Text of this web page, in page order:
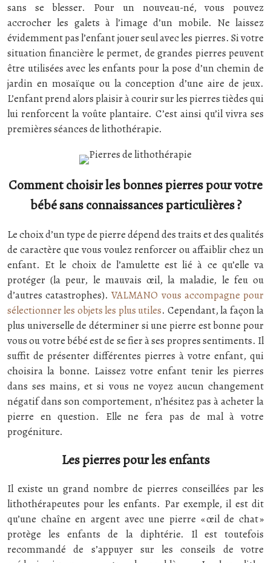
sans se blesser. Pour un nouveau-né, vous pouvez
accrocher les galets à l’image d’un mobile. Ne laissez
évidemment pas l’enfant jouer seul avec les pierres. Si votre
situation financière le permet, de grandes pierres peuvent
être utilisées avec les enfants pour la pose d’un chemin de
jardin en mosaïque ou la conception d’une aire de jeux.
L’enfant prend alors plaisir à courir sur les pierres tièdes qui
lui renforcent la voûte plantaire. C’est ainsi qu’il vivra ses
premières séances de lithothérapie.
Comment choisir les bonnes pierres pour votre
bébé sans connaissances particulières ?
Le choix d’un type de pierre dépend des traits et des qualités
de caractère que vous voulez renforcer ou affaiblir chez un
enfant. Et le choix de l’amulette est lié à ce qu’elle va
protéger (la peur, le mauvais œil, la maladie, le feu ou
d’autres catastrophes).VALMANO vous accompagne pour
sélectionner les objets les plus utiles. Cependant, la façon la
plus universelle de déterminer si une pierre est bonne pour
vous ou votre bébé est de se fier à ses propres sentiments. Il
suffit de présenter différentes pierres à votre enfant, qui
choisira la bonne. Laissez votre enfant tenir les pierres
dans ses mains, et si vous ne voyez aucun changement
négatif dans son comportement, n’hésitez pas à acheter la
pierre en question. Elle ne fera pas de mal à votre
progéniture.
Les pierres pour les enfants
Il existe un grand nombre de pierres conseillées par les
lithothérapeutes pour les enfants. Par exemple, il est dit
qu’une chaîne en argent avec une pierre « œil de chat »
protège les enfants de la diphtérie. Il est toutefois
recommandé de s’appuyer sur les conseils de votre